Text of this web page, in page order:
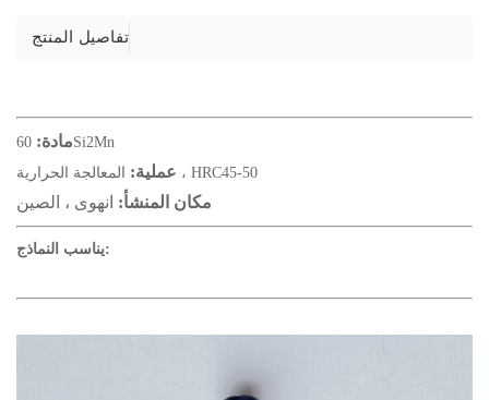
تفاصيل المنتج
مادة:60Si2Mn
عملية: المعالجة الحرارية ، HRC45-50
مكان المنشأ: انهوى ، الصين
يناسب النماذج: